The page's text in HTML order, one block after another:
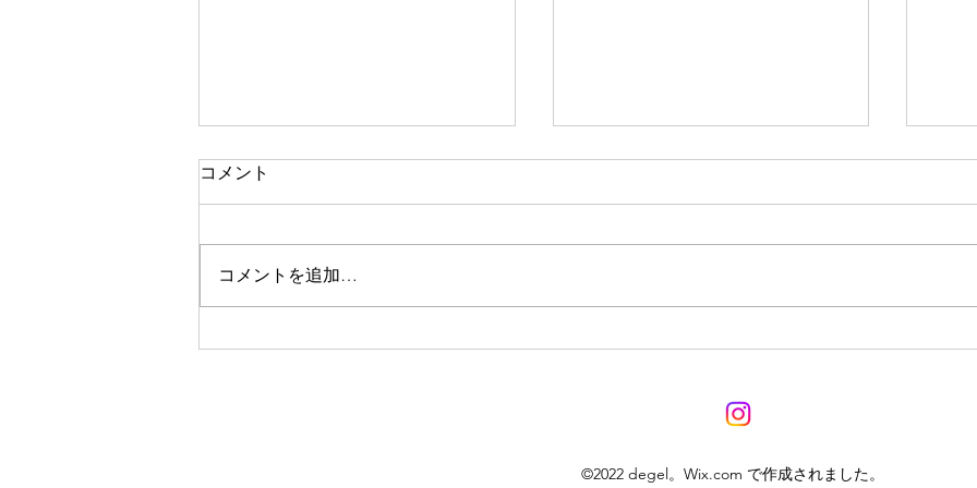
8月の定休日🌻
コメント
コメントを追加…
©2022 degel。Wix.com で作成されました。